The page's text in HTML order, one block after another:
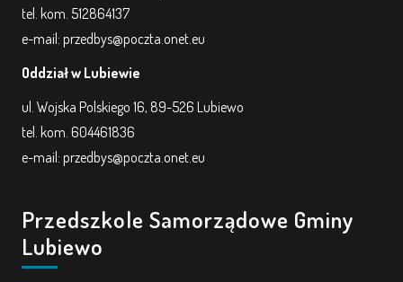
tel. kom. 512864137
e-mail: przedbys@poczta.onet.eu
Oddział w Lubiewie
ul. Wojska Polskiego 16, 89-526 Lubiewo
tel. kom. 604461836
e-mail: przedbys@poczta.onet.eu
Przedszkole Samorządowe Gminy
Lubiewo